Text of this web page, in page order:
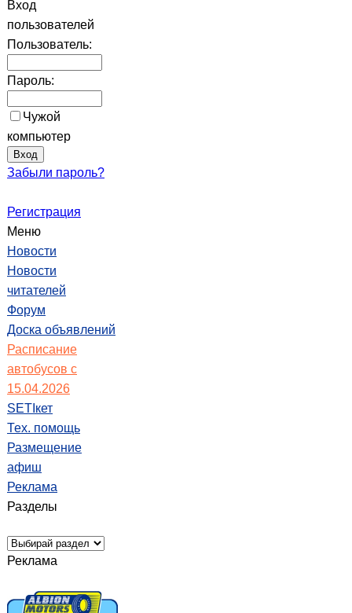
Вход
пользователей
Пользователь:
Пароль:
Чужой
компьютер
Забыли пароль?
Регистрация
Меню
Новости
Новости
читателей
Форум
Доска объявлений
Расписание
автобусов с
15.04.2026
SETIкет
Тех. помощь
Размещение
афиш
Реклама
Разделы
Реклама